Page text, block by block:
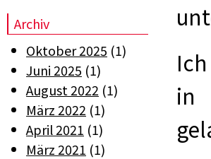
in
Archiv
Oktober 2025 (1)
Juni 2025 (1)
August 2022 (1)
März 2022 (1)
April 2021 (1)
März 2021 (1)